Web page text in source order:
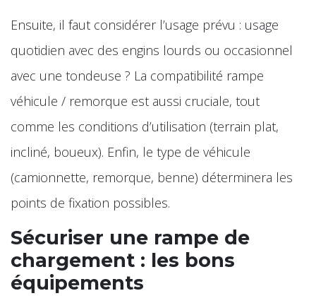
Ensuite, il faut considérer l’usage prévu : usage
quotidien avec des engins lourds ou occasionnel
avec une tondeuse ? La compatibilité rampe
véhicule / remorque est aussi cruciale, tout
comme les conditions d’utilisation (terrain plat,
incliné, boueux). Enfin, le type de véhicule
(camionnette, remorque, benne) déterminera les
points de fixation possibles.
Sécuriser une rampe de
chargement : les bons
équipements